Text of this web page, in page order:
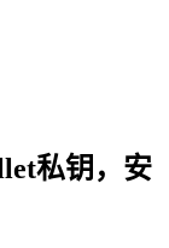
私钥，安